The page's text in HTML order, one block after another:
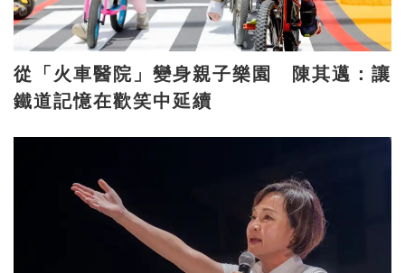
從「火車醫院」變身親子樂園 陳其邁：讓
鐵道記憶在歡笑中延續